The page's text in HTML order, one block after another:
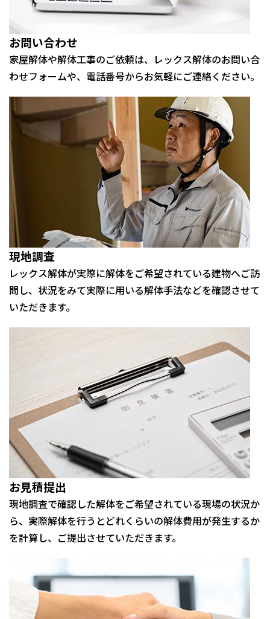
お問い合わせ
家屋解体や解体工事のご依頼は、レックス解体のお問い合
わせフォームや、電話番号からお気軽にご連絡ください。
現地調査
レックス解体が実際に解体をご希望されている建物へご訪
問し、状況をみて実際に用いる解体手法などを確認させて
いただきます。
お見積提出
現地調査で確認した解体をご希望されている現場の状況か
ら、実際解体を行うとどれくらいの解体費用が発生するか
を計算し、ご提出させていただきます。